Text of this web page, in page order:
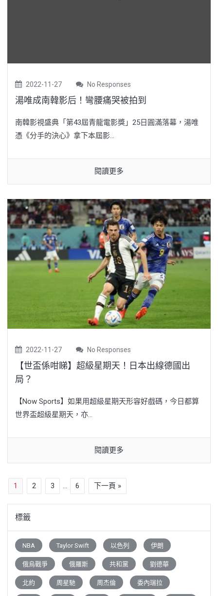
2022-11-27 No Responses
湯唯成南韓影后！彎腰痛哭被拍到
南韓影視盛典「第43屆青龍電影獎」25日圓滿落幕，湯唯
憑《分手的決心》拿下本屆影...
閱讀更多
2022-11-27 No Responses
【世盃係咁睇】超級星期天！日本出線德國出
局？
【Now Sports】如果用超級星期天形容好戲碼，今日都算
世界盃超級星期天，亦...
閱讀更多
1 2 3 6 下一頁 »
標籤
NBA Taylor Swift 以色列 伊朗
俄烏戰爭 俄羅斯 共和黨 劉德華
北約 周星馳 周杰倫 委內瑞拉